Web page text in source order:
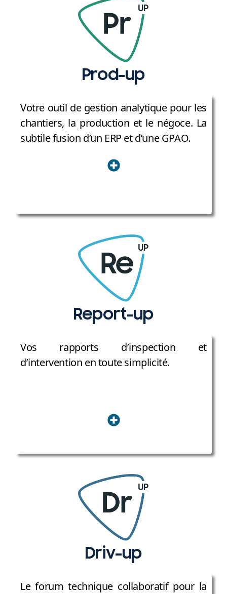
Prod-up
Votre outil de gestion analytique pour les
chantiers, la production et le négoce. La
subtile fusion d’un ERP et d’une GPAO.
Report-up
Vos rapports d’inspection et
d’intervention en toute simplicité.
Driv-up
Le forum technique collaboratif pour la